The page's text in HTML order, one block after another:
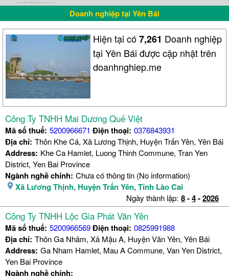
Doanh nghiệp tại Yên Bái
Hiện tại có7,261 Doanh nghiệp
tại Yên Bái được cập nhật trên
doanhnghiep.me
Công Ty TNHH Mai Dương Quế Việt
Mã số thuế: 5200966671 Điện thoại: 0376843931
Địa chỉ: Thôn Khe Cá, Xã Lương Thịnh, Huyện Trấn Yên, Yên Bái
Address: Khe Ca Hamlet, Luong Thinh Commune, Tran Yen
District, Yen Bai Province
Ngành nghề chính: Chưa có thông tin (No information)
Xã Lương Thịnh, Huyện Trấn Yên, Tỉnh Lào Cai
Ngày thành lập: 8-4-2026
Công Ty TNHH Lộc Gia Phát Văn Yên
Mã số thuế: 5200966569Điện thoại: 0825991988
Địa chỉ: Thôn Ga Nhâm, Xã Mậu A, Huyện Văn Yên, Yên Bái
Address: Ga Nham Hamlet, Mau A Commune, Van Yen District,
Yen Bai Province
Ngành nghề chính: